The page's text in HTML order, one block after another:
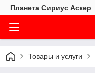
Планета Сириус Аскер
Товары и услуги